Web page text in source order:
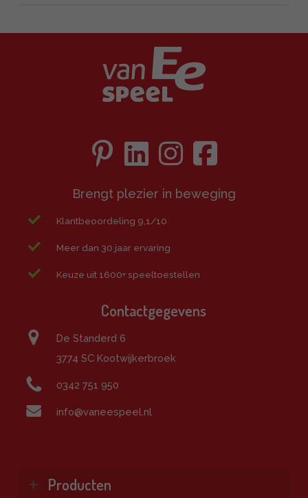
Brengt plezier in beweging
Klantbeoordeling 9,1/10
Meer dan 30 jaar ervaring
Keuze uit 1600+ speeltoestellen
Contactgegevens
De Standerd 6
3774 SC Kootwijkerbroek
0342 751 950
info@vaneespeel.nl
Producten